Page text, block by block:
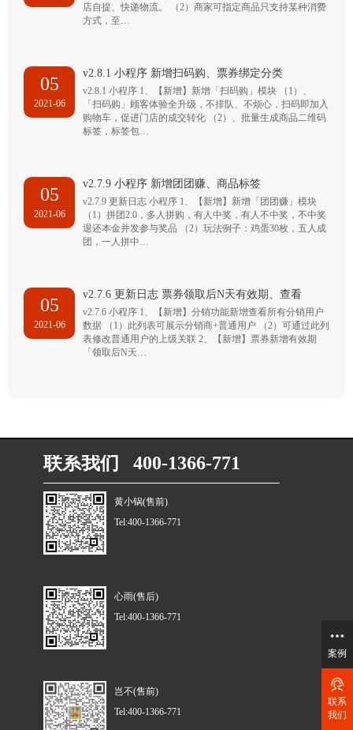
店自提、快递物流。 （2）商家可指定商品只支持某种消费
方式，至…
05
2021-06
v2.8.1 小程序 新增扫码购、票券绑定分类
v2.8.1 小程序 1、【新增】新增「扫码购」模块 （1）、
「扫码购」顾客体验全升级，不排队、不烦心，扫码即加入
购物车，促进门店的成交转化 （2）、批量生成商品二维码
标签，标签包…
05
2021-06
v2.7.9 小程序 新增团团赚、商品标签
v2.7.9 更新日志 小程序 1、【新增】新增「团团赚」模块
（1）拼团2.0，多人拼购，有人中奖，有人不中奖，不中奖
退还本金并发参与奖品 （2）玩法例子：鸡蛋30枚，五人成
团，一人拼中…
05
2021-06
v2.7.6 更新日志 票券领取后N天有效期、查看
v2.7.6 小程序 1、【新增】分销功能新增查看所有分销用户
数据 （1）此列表可展示分销商+普通用户 （2）可通过此列
表修改普通用户的上级关联 2、【新增】票券新增有效期
「领取后N天…
联系我们 400-1366-771
黄小锅(售前)
Tel:400-1366-771
心雨(售后)
Tel:400-1366-771
岂不(售前)
Tel:400-1366-771
案例
联系
我们